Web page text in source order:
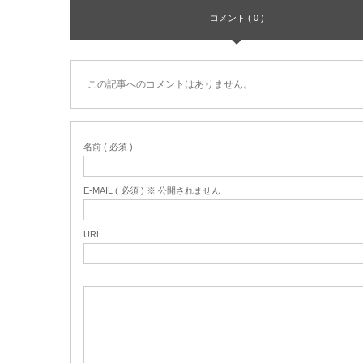
コメント ( 0 )
この記事へのコメントはありません。
名前 ( 必須 )
E-MAIL ( 必須 ) ※ 公開されません
URL